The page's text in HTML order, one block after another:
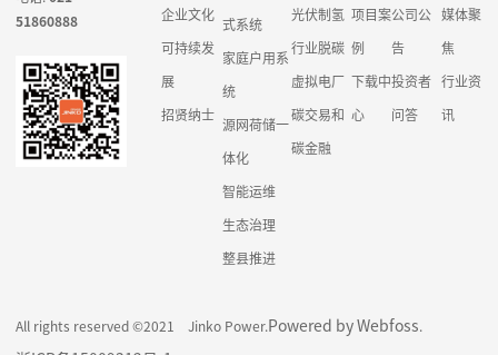
51860888
企业文化
可持续发
展
招贤纳士
式系统
家庭户用系
统
源网荷储一
体化
智能运维
生态治理
整县推进
光伏制氢
行业脱碳
虚拟电厂
碳交易和
碳金融
项目案
例
下载中
心
公司公
告
投资者
问答
媒体聚
焦
行业资
讯
All rights reserved ©2021 Jinko Power.Powered by Webfoss.